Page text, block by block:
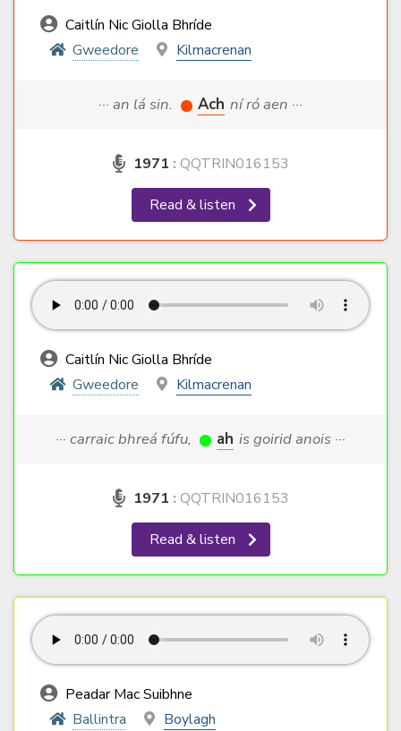
Caitlín Nic Giolla Bhríde
Gweedore
Kilmacrenan
··· an lá sin. Ach ní ró aen ···
1971 : QQTRIN016153
Read & listen
Caitlín Nic Giolla Bhríde
Gweedore
Kilmacrenan
··· carraic bhreá fúfu, ah is goirid anois ···
1971 : QQTRIN016153
Read & listen
Peadar Mac Suibhne
Ballintra
Boylagh